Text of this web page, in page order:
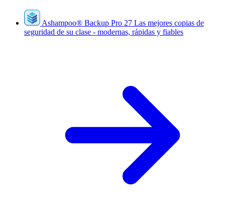
Ashampoo® Backup Pro 27 Las mejores copias de
seguridad de su clase - modernas, rápidas y fiables